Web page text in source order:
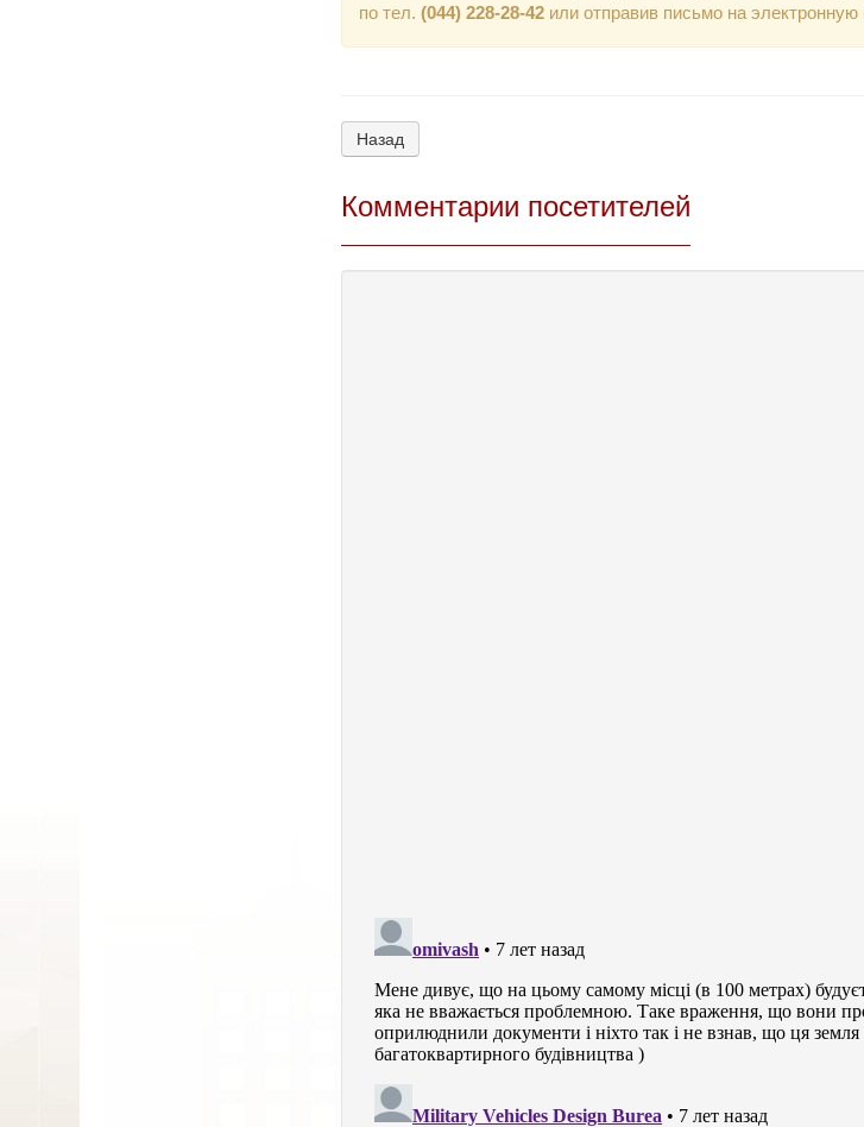
по тел. (044) 228-28-42 или отправив письмо на электронную
Назад
Комментарии посетителей